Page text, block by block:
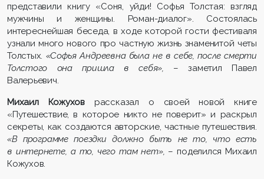
представили книгу «Соня, уйди! Софья Толстая: взгляд
мужчины и женщины. Роман-диалог». Состоялась
интереснейшая беседа, в ходе которой гости фестиваля
узнали много нового про частную жизнь знаменитой четы
Толстых. «Софья Андреевна была не в себе, после смерти
Толстого она пришла в себя», – заметил Павел
Валерьевич.
Михаил Кожухов рассказал о своей новой книге
«Путешествие, в которое никто не поверит» и раскрыл
секреты, как создаются авторские, частные путешествия.
«В программе поездки должно быть не то, что есть
в интернете, а то, чего там нет», – поделился Михаил
Кожухов.